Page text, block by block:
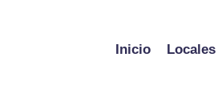
Inicio Locales